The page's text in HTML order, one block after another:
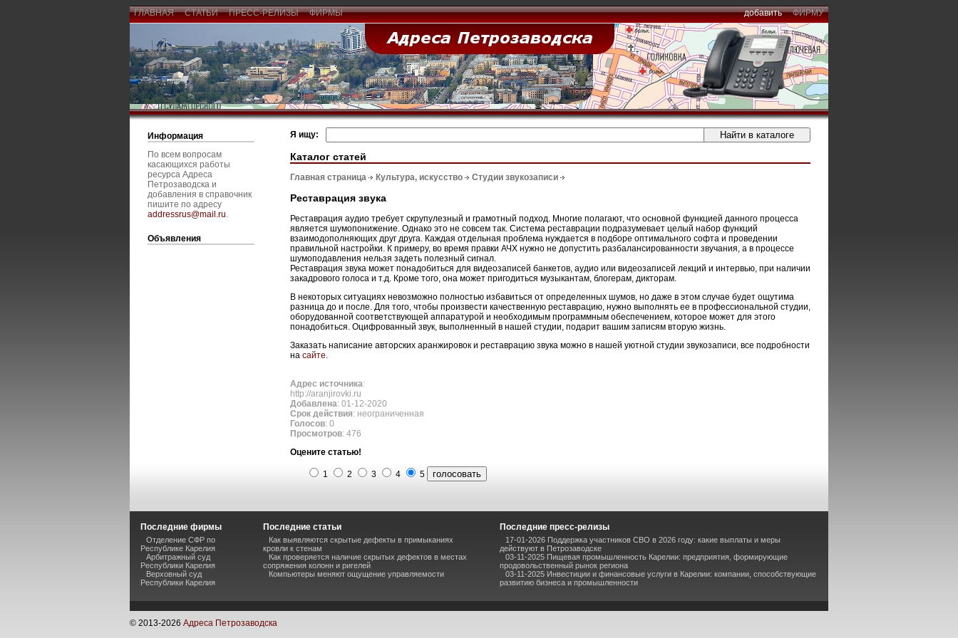
ГЛАВНАЯ СТАТЬИ ПРЕСС-РЕЛИЗЫ ФИРМЫ добавить ФИРМУ
Информация
По всем вопросам
касающихся работы
ресурса Адреса
Петрозаводска и
добавления в справочник
пишите по адресу
addressrus@mail.ru.
Объявления
Я ищу:
Каталог статей
Главная страница Культура, искусство Студии звукозаписи
Реставрация звука
Реставрация аудио требует скрупулезный и грамотный подход. Многие полагают, что основной функцией данного процесса
является шумопонижение. Однако это не совсем так. Система реставрации подразумевает целый набор функций
взаимодополняющих друг друга. Каждая отдельная проблема нуждается в подборе оптимального софта и проведении
правильной настройки. К примеру, во время правки АЧХ нужно не допустить разбалансированности звучания, а в процессе
шумоподавления нельзя задеть полезный сигнал.
Реставрация звука может понадобиться для видеозаписей банкетов, аудио или видеозаписей лекций и интервью, при наличии
закадрового голоса и т.д. Кроме того, она может пригодиться музыкантам, блогерам, дикторам.
В некоторых ситуациях невозможно полностью избавиться от определенных шумов, но даже в этом случае будет ощутима
разница до и после. Для того, чтобы произвести качественную реставрацию, нужно выполнять ее в профессиональной студии,
оборудованной соответствующей аппаратурой и необходимым программным обеспечением, которое может для этого
понадобиться. Оцифрованный звук, выполненный в нашей студии, подарит вашим записям вторую жизнь.
Заказать написание авторских аранжировок и реставрацию звука можно в нашей уютной студии звукозаписи, все подробности
на сайте.
Адрес источника:
http://aranjirovki.ru
Добавлена: 01-12-2020
Срок действия: неограниченная
Голосов: 0
Просмотров: 476
Оцените статью!
1 2 3 4 5
Последние фирмы
Отделение СФР по
Республике Карелия
Арбитражный суд
Республики Карелия
Верховный суд
Республики Карелия
Последние статьи
Как выявляются скрытые дефекты в примыканиях
кровли к стенам
Как проверяется наличие скрытых дефектов в местах
сопряжения колонн и ригелей
Компьютеры меняют ощущение управляемости
Последние пресс-релизы
17-01-2026 Поддержка участников СВО в 2026 году: какие выплаты и меры
действуют в Петрозаводске
03-11-2025 Пищевая промышленность Карелии: предприятия, формирующие
продовольственный рынок региона
03-11-2025 Инвестиции и финансовые услуги в Карелии: компании, способствующие
развитию бизнеса и промышленности
© 2013-2026 Адреса Петрозаводска